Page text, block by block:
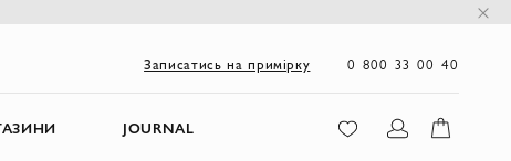
Записатись на примірку 0 800 33 00 40
JOURNAL